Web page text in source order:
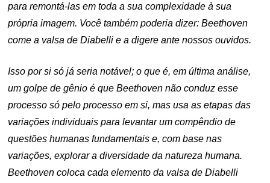
para remontá-las em toda a sua complexidade à sua
própria imagem. Você também poderia dizer: Beethoven
come a valsa de Diabelli e a digere ante nossos ouvidos.
Isso por si só já seria notável; o que é, em última análise,
um golpe de gênio é que Beethoven não conduz esse
processo só pelo processo em si, mas usa as etapas das
variações individuais para levantar um compêndio de
questões humanas fundamentais e, com base nas
variações, explorar a diversidade da natureza humana.
Beethoven coloca cada elemento da valsa de Diabelli